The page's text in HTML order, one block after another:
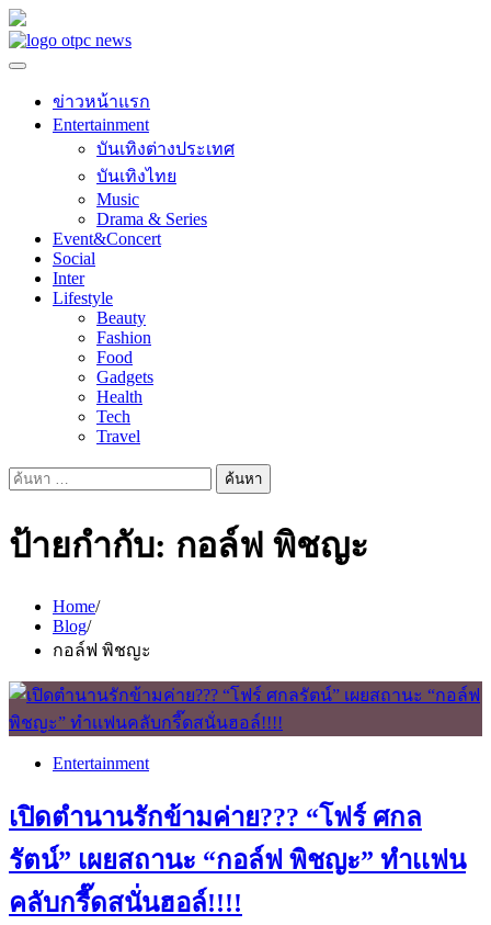
Skip
to
ข่าวหน้าแรก
Entertainment
บันเทิงต่างประเทศ
บันเทิงไทย
Music
Drama & Series
Event&Concert
Social
Inter
Lifestyle
Beauty
Fashion
Food
Gadgets
Health
Tech
Travel
ค้นหา
ป้ายกำกับ: กอล์ฟ พิชญะ
Home
Blog
กอล์ฟ พิชญะ
Entertainment
เปิดตำนานรักข้ามค่าย??? “โฟร์ ศกล
รัตน์” เผยสถานะ “กอล์ฟ พิชญะ” ทำเเฟน
คลับกรี๊ดสนั่นฮอล์!!!!